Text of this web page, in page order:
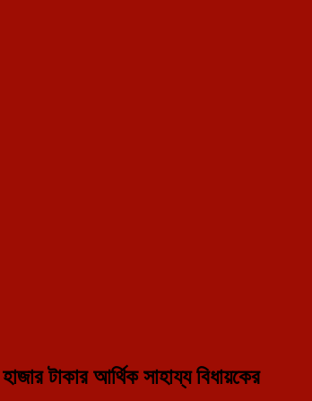
portal in Tripura.
টাকার আর্থিক সাহায্য বিধায়কের